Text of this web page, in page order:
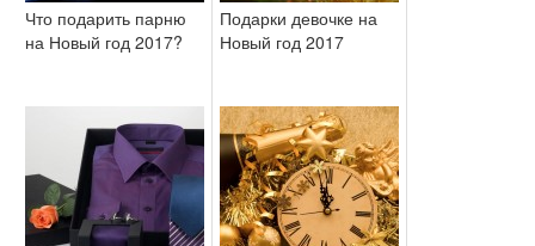
Что подарить парню
на Новый год 2017?
Подарки девочке на
Новый год 2017